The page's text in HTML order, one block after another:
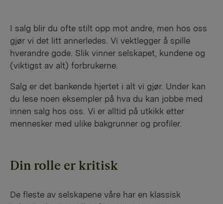
I salg blir du ofte stilt opp mot andre, men hos oss
gjør vi det litt annerledes. Vi vektlegger å spille
hverandre gode. Slik vinner selskapet, kundene og
(viktigst av alt) forbrukerne.
Salg er det bankende hjertet i alt vi gjør. Under kan
du lese noen eksempler på hva du kan jobbe med
innen salg hos oss. Vi er alltid på utkikk etter
mennesker med ulike bakgrunner og profiler.
Din rolle er kritisk
De fleste av selskapene våre har en klassisk